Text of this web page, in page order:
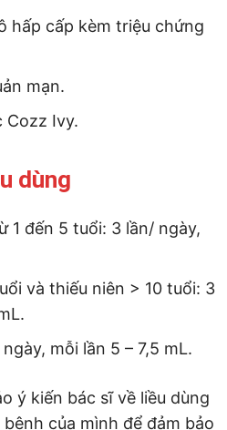
hấp cấp kèm triệu chứng
mạn.
Cozz Ivy.
dùng
1 đến 5 tuổi: 3 lần/ ngày,
và thiếu niên > 10 tuổi: 3
mỗi lần 5 – 7,5 mL.
ý kiến bác sĩ về liều dùng
của mình để đảm bảo